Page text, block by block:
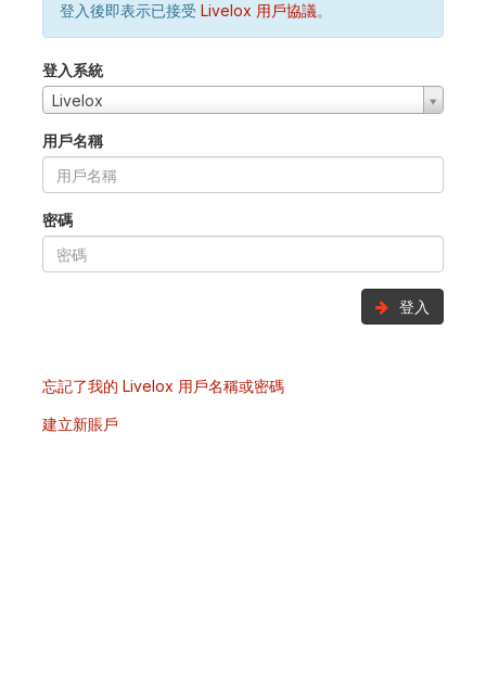
登入後即表示已接受 Livelox 用戶協議。
登入系統
Livelox
用戶名稱
密碼
登入
忘記了我的 Livelox 用戶名稱或密碼
建立新賬戶